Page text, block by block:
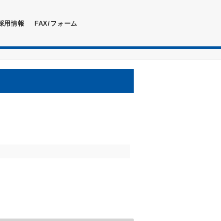
用情報 FAX/フォーム